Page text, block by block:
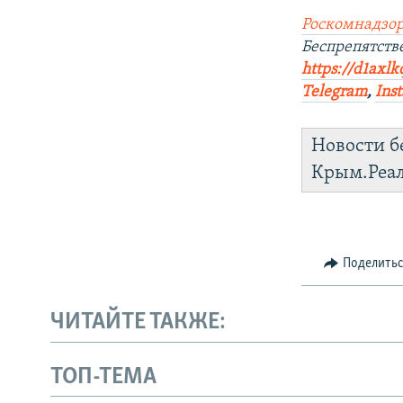
https://
Telegram,
Новости
ЧИТАЙТЕ ТАКЖЕ:
ТОП-ТЕМА